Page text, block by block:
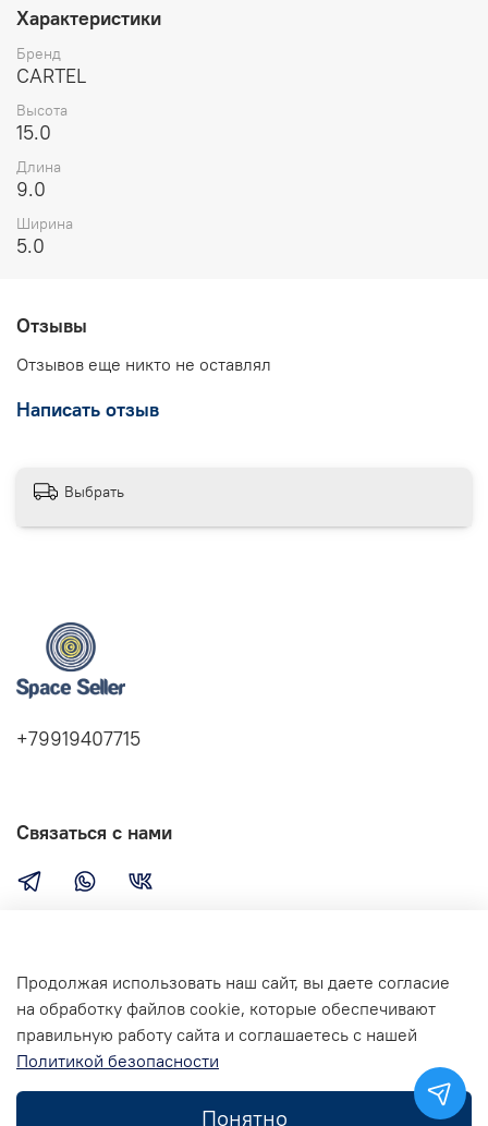
Характеристики
Бренд
CARTEL
Высота
15.0
Длина
9.0
Ширина
5.0
Отзывы
Отзывов еще никто не оставлял
Написать отзыв
Выбрать
Компания
Сервис
+79919407715
Связаться с нами
Продолжая использовать наш сайт, вы даете согласие
на обработку файлов cookie, которые обеспечивают
правильную работу сайта и соглашаетесь с нашей
Политикой безопасности
Понятно